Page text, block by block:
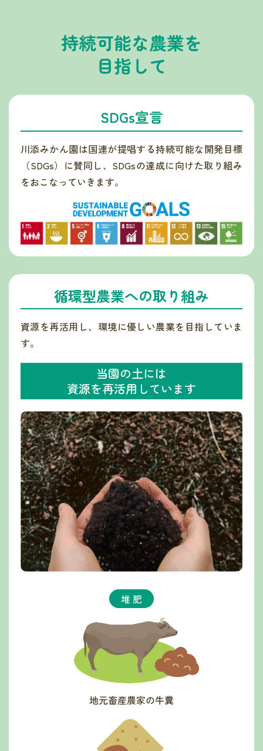
持続可能な農業を
目指して
SDGs宣言
川添みかん園は国連が提唱する持続可能な開発目標
（SDGs）に賛同し、SDGsの達成に向けた取り組み
をおこなっていきます。
循環型農業への取り組み
資源を再活用し、環境に優しい農業を目指していま
す。
当園の土には
資源を再活用しています
堆 肥
地元畜産農家の牛糞